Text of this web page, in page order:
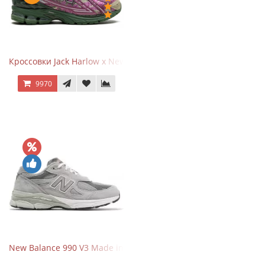
Кроссовки Jack Harlow x New Balance 1906r Kentucky Derby
9970
New Balance 990 V3 Made in USA Grey